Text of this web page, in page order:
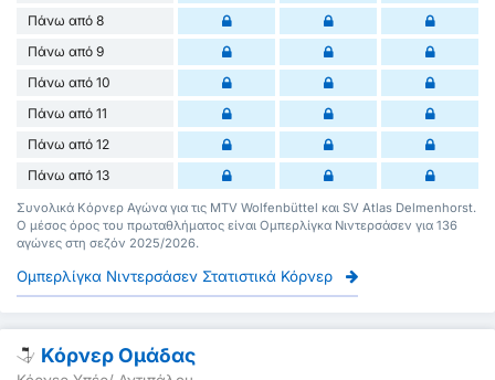
Πάνω από 8
Πάνω από 9
Πάνω από 10
Πάνω από 11
Πάνω από 12
Πάνω από 13
Συνολικά Κόρνερ Αγώνα για τις MTV Wolfenbüttel και SV Atlas Delmenhorst.
Ο μέσος όρος του πρωταθλήματος είναι Ομπερλίγκα Νιντερσάσεν για 136
αγώνες στη σεζόν 2025/2026.
Ομπερλίγκα Νιντερσάσεν Στατιστικά Κόρνερ
Κόρνερ Ομάδας